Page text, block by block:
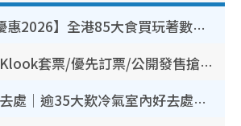
【8月生日優惠2026】全港85大食買玩著數攻略 自助餐/火鍋放題同行免費＋誠品/DONKI送現金券
人夫集團｜Klook套票/優先訂票/公開發售搶飛攻略！附票價.購票連結.場地座位表
香港室內好去處｜逾35大歎冷氣室內好去處推介 室內活動免費避雨無懼落雨